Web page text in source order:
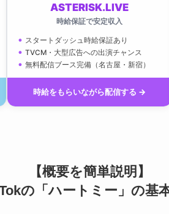
ASTERISK.LIVE
時給保証で安定収入
スタートダッシュ時給保証あり
TVCM・大型広告への出演チャンス
無料配信ブース完備（名古屋・新宿）
時給をもらいながら配信する →
【概要を簡単説明】
の「ハートミー」の基